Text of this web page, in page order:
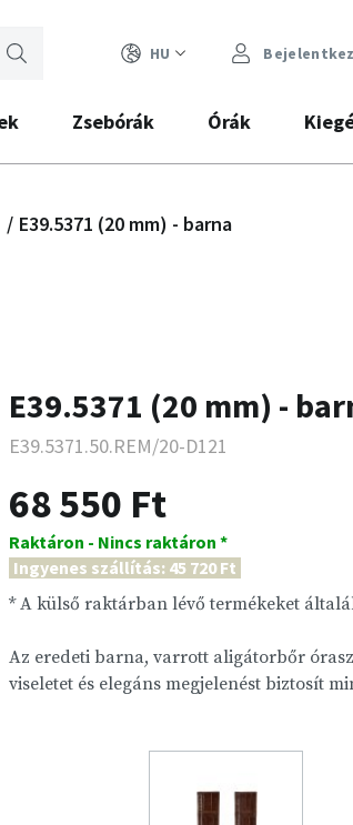
HU
Zsebórák Órák
E39.5371 (20 mm) - barna
E39.5371 (20 mm) -
E39.5371.50.REM/20-D121
68 550 Ft
Raktáron - Nincs raktáron *
Ingyenes szállítás: 45 720 Ft
* A külső raktárban lévő termékeket
Az eredeti barna, varrott aligátorbőr
viseletet és elegáns megjelenést biztosít